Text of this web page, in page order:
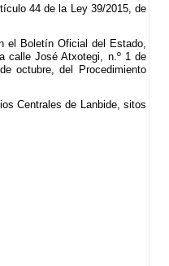
44 de la Ley 39/2015, de
el Boletín Oficial del Estado,
calle José Atxotegi, n.º 1 de
octubre, del Procedimiento
Centrales de Lanbide, sitos